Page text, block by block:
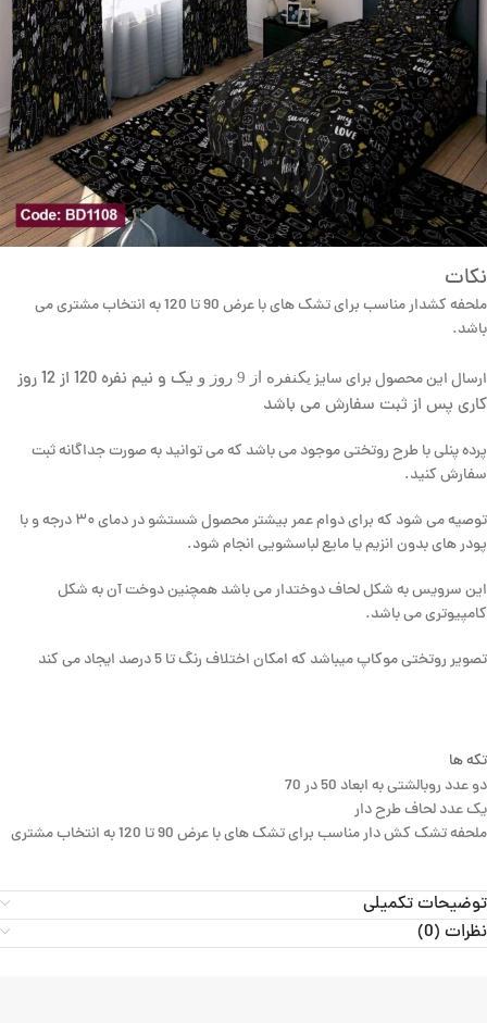
نکات
ملحفه کشدار مناسب برای تشک های با عرض 90 تا 120 به انتخاب مشتری می
باشد.
ارسال این محصول برای سایز یکنفره از 9 روز و
یک و نیم نفره 120 از 12 روز
کاری پس از ثبت سفارش می باشد
پرده پنلی با طرح روتختی موجود می باشد که می توانید به صورت جداگانه ثبت
سفارش کنید.
توصیه می شود که برای دوام عمر بیشتر محصول شستشو در دمای ۳۰ درجه و با
پودر های بدون انزیم یا مایع لباسشویی انجام شود.
این سرویس به شکل لحاف دوختدار می باشد همچنین دوخت آن به شکل
کامپیوتری می باشد.
تصویر روتختی موکاپ میباشد که امکان اختلاف رنگ تا 5 درصد ایجاد می کند
تکه ها
دو عدد روبالشتی به ابعاد 50 در 70
یک عدد لحاف طرح دار
ملحفه تشک کش دار مناسب برای تشک های با عرض 90 تا 120 به انتخاب مشتری
توضیحات تکمیلی
نظرات (0)